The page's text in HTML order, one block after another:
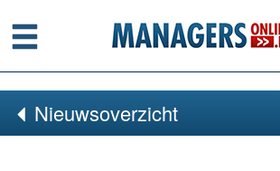
Menu
Nieuwsoverzicht